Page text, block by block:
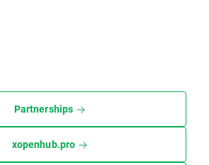
Partnerships
xopenhub.pro